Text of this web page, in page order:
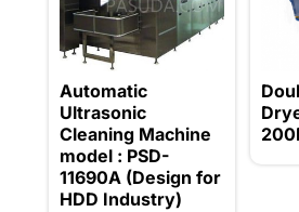
Automatic
Ultrasonic
Cleaning Machine
model : PSD-
11690A (Design for
HDD Industry)